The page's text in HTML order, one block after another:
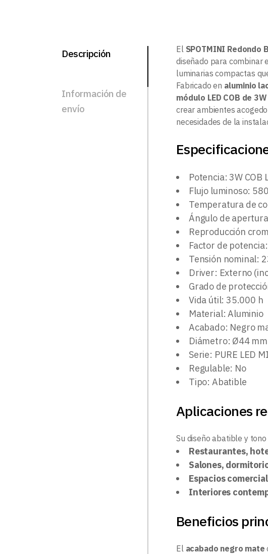
Descripción
Información de
envío
El SPOTMINI Redondo
diseñado para combinar
luminarias compactas
Fabricado en aluminio
módulo LED COB de 3W
crear ambientes
necesidades de la
Potencia: 3W COB
Flujo luminoso:
Temperatura de
Ángulo de
Reproducción
Factor de
Tensión nominal:
Driver: Externo
Grado de
Vida útil: 35.000 h
Material: Aluminio
Acabado: Negro
Diámetro: Ø44 mm
Serie: PURE LED
Regulable: No
Tipo: Abatible
Aplicaciones
Su diseño abatible y
Restaurantes,
Salones,
Espacios
Interiores
Beneficios
El acabado negro mate